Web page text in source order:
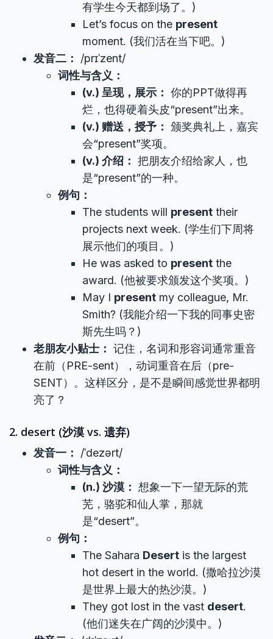
有学生今天都到场了。)
Let’s focus on the present
moment. (我们活在当下吧。)
发音二：
/prɪˈzent/
词性与含义：
(v.) 呈现，展示： 你的PPT做得再
烂，也得硬着头皮“present”出来。
(v.) 赠送，授予： 颁奖典礼上，嘉宾
会“present”奖项。
(v.) 介绍： 把朋友介绍给家人，也
是“present”的一种。
例句：
The students will present their
projects next week. (学生们下周将
展示他们的项目。)
He was asked to present the
award. (他被要求颁发这个奖项。)
May I present my colleague, Mr.
Smith? (我能介绍一下我的同事史密
斯先生吗？)
老朋友小贴士： 记住，名词和形容词通常重音
在前（PRE-sent），动词重音在后（pre-
SENT）。这样区分，是不是瞬间感觉世界都明
亮了？
2. desert (沙漠 vs. 遗弃)
发音一：
/ˈdezərt/
词性与含义：
(n.) 沙漠： 想象一下一望无际的荒
芜，骆驼和仙人掌，那就
是“desert”。
例句：
The Sahara Desert is the largest
hot desert in the world. (撒哈拉沙漠
是世界上最大的热沙漠。)
They got lost in the vast desert.
(他们迷失在广阔的沙漠中。)